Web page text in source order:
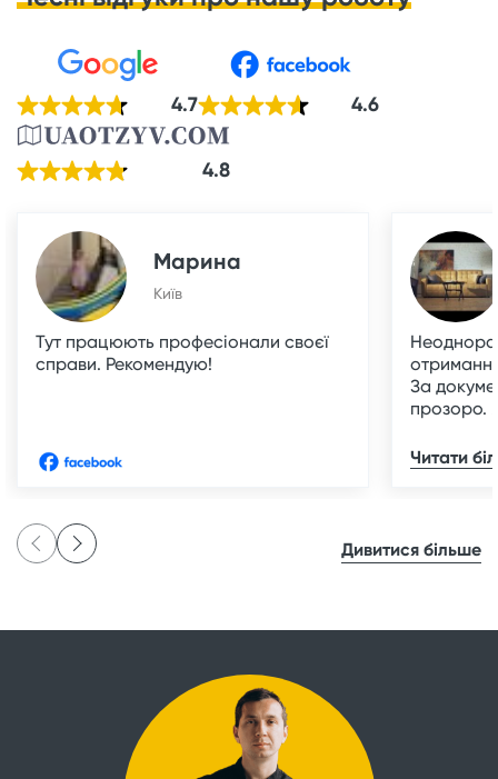
4.7 4.6
4.8
Марина
Київ
Тут працюють професіонали своєї
справи. Рекомендую!
За
прозоро.
Читати
Дивитися більше